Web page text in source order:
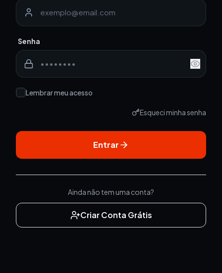
Senha
Lembrar meu acesso
Esqueci minha senha
Entrar
Ainda não tem uma conta?
Criar Conta Grátis